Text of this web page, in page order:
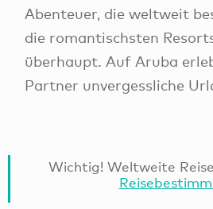
Abenteuer, die weltweit
die romantischsten
überhaupt. Auf Aruba
Partner unvergessliche
Wichtig! Weltweite